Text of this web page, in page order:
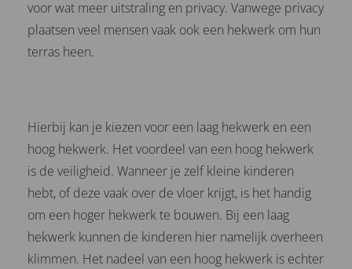
voor wat meer uitstraling en privacy. Vanwege privacy
plaatsen veel mensen vaak ook een hekwerk om hun
terras heen.
Hierbij kan je kiezen voor een laag hekwerk en een
hoog hekwerk. Het voordeel van een hoog hekwerk
is de veiligheid. Wanneer je zelf kleine kinderen
hebt, of deze vaak over de vloer krijgt, is het handig
om een hoger hekwerk te bouwen. Bij een laag
hekwerk kunnen de kinderen hier namelijk overheen
klimmen. Het nadeel van een hoog hekwerk is echter